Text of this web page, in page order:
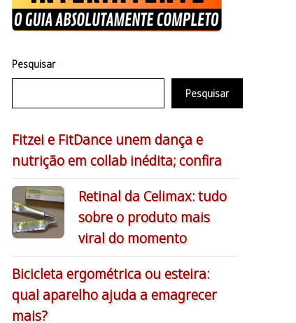
Pesquisar
Pesquisar
Fitzei e FitDance unem dança e
nutrição em collab inédita; confira
Retinal da Celimax: tudo
sobre o produto mais
viral do momento
Bicicleta ergométrica ou esteira:
qual aparelho ajuda a emagrecer
mais?